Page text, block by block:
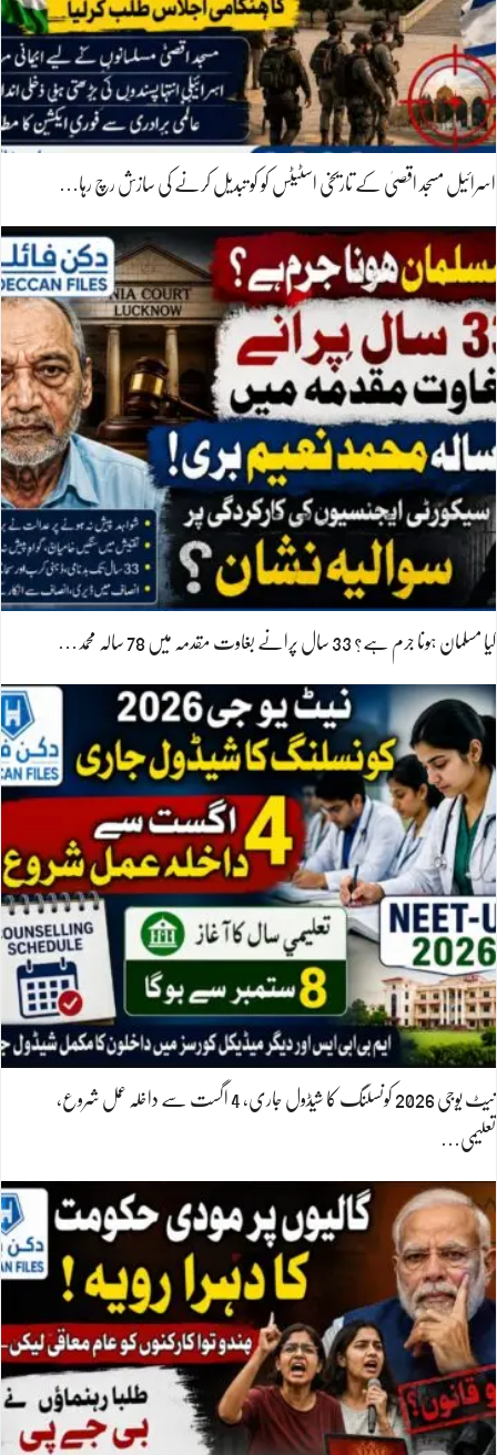
اسرائیل مسجد اقصیٰ کے تاریخی اسٹیٹس کو کو تبدیل کرنے کی سازش رچ رہا…
کیا مسلمان ہونا جرم ہے؟ 33 سال پرانے بغاوت مقدمہ میں 78 سالہ محمد…
نیٹ یوجی 2026 کونسلنگ کا شیڈول جاری، 4 اگست سے داخلہ عمل شروع،
تعلیمی…